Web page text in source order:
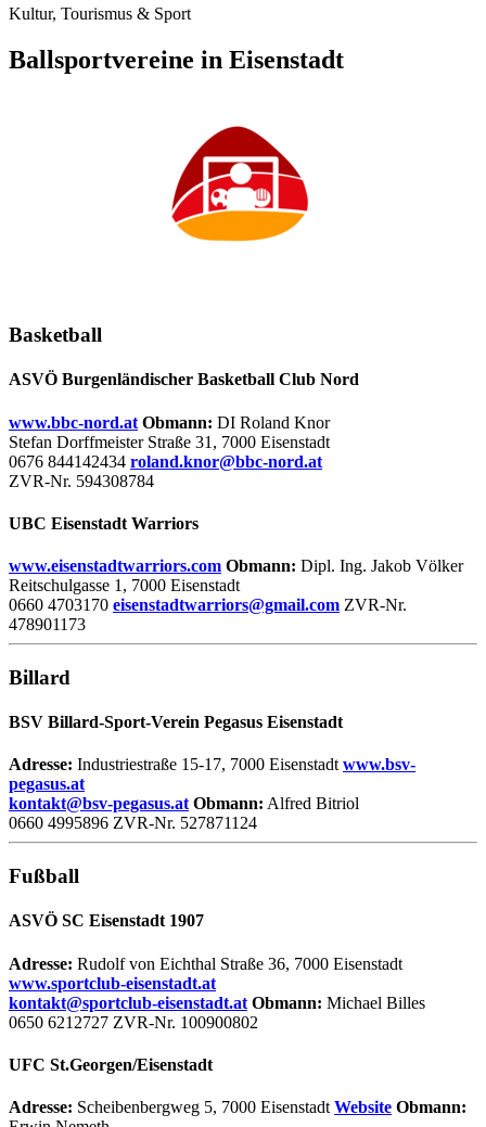
Kultur, Tourismus & Sport
Ballsportvereine in Eisenstadt
Basketball
ASVÖ Burgenländischer Basketball Club Nord
www.bbc-nord.at Obmann: DI Roland Knor
Stefan Dorffmeister Straße 31, 7000 Eisenstadt
0676 844142434 roland.knor@bbc-nord.at
ZVR-Nr. 594308784
UBC Eisenstadt Warriors
www.eisenstadtwarriors.com Obmann: Dipl. Ing. Jakob Völker
Reitschulgasse 1, 7000 Eisenstadt
0660 4703170 eisenstadtwarriors@gmail.com ZVR-Nr.
478901173
Billard
BSV Billard-Sport-Verein Pegasus Eisenstadt
Adresse: Industriestraße 15-17, 7000 Eisenstadt www.bsv-
pegasus.at
kontakt@bsv-pegasus.at Obmann: Alfred Bitriol
0660 4995896 ZVR-Nr. 527871124
Fußball
ASVÖ SC Eisenstadt 1907
Adresse: Rudolf von Eichthal Straße 36, 7000 Eisenstadt
www.sportclub-eisenstadt.at
kontakt@sportclub-eisenstadt.at Obmann: Michael Billes
0650 6212727 ZVR-Nr. 100900802
UFC St.Georgen/Eisenstadt
Adresse: Scheibenbergweg 5, 7000 Eisenstadt Website Obmann: